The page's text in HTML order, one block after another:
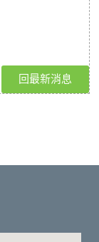
回最新消息